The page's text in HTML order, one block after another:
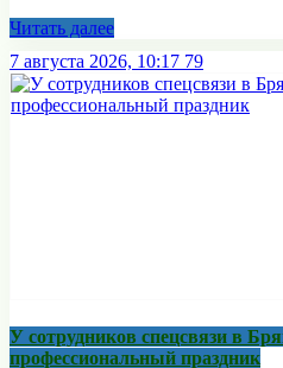
Читать далее
7 августа 2026, 10:17 79
У сотрудников спецсвязи в
профессиональный праздник